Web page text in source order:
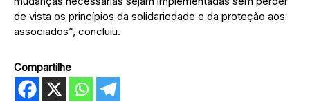
de vista os princípios da solidariedade e da proteção aos
associados”, concluiu.
Compartilhe